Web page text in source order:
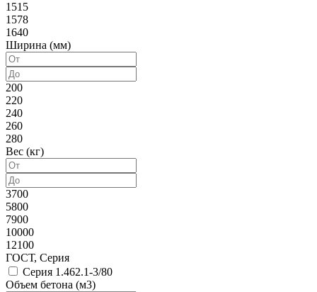
1515
1578
1640
Ширина (мм)
200
220
240
260
280
Вес (кг)
3700
5800
7900
10000
12100
ГОСТ, Серия
Серия 1.462.1-3/80
Объем бетона (м3)